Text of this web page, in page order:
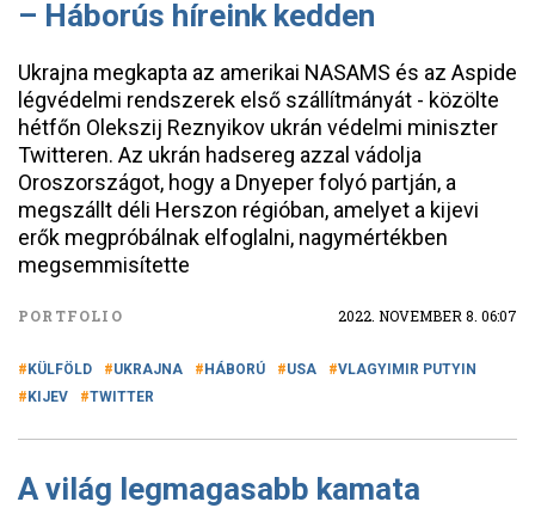
– Háborús híreink kedden
Ukrajna megkapta az amerikai NASAMS és az Aspide
légvédelmi rendszerek első szállítmányát - közölte
hétfőn Olekszij Reznyikov ukrán védelmi miniszter
Twitteren. Az ukrán hadsereg azzal vádolja
Oroszországot, hogy a Dnyeper folyó partján, a
megszállt déli Herszon régióban, amelyet a kijevi
erők megpróbálnak elfoglalni, nagymértékben
megsemmisítette
PORTFOLIO 2022. NOVEMBER 8. 06:07
KÜLFÖLD UKRAJNA HÁBORÚ USA
VLAGYIMIR PUTYIN
KIJEV
TWITTER
A világ legmagasabb kamata